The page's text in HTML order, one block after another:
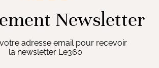
Newsletter
adresse email pour recevoir
la newsletter Le360